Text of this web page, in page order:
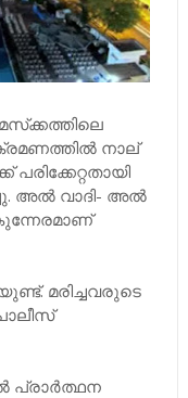
നാല്
അല്‍ വാദി- അല്‍
മരിച്ചവരുടെ
പ്രാര്‍ത്ഥന